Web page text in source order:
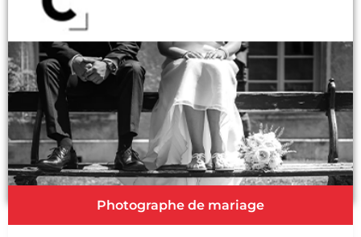
Photographe de mariage